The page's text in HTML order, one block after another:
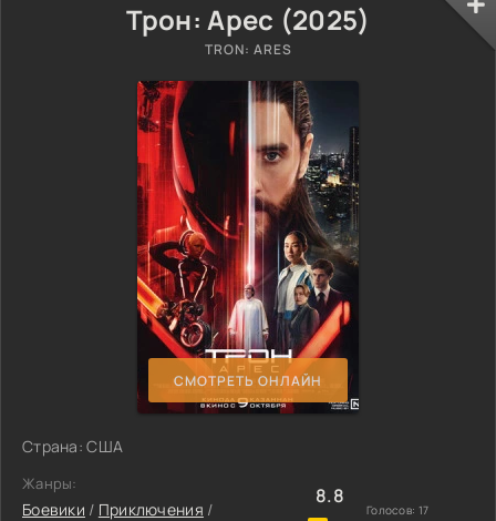
Трон: Арес (2025)
TRON: ARES
СМОТРЕТЬ ОНЛАЙН
Страна: США
Жанры:
Боевики / Приключения /
8.8
Голосов: 17